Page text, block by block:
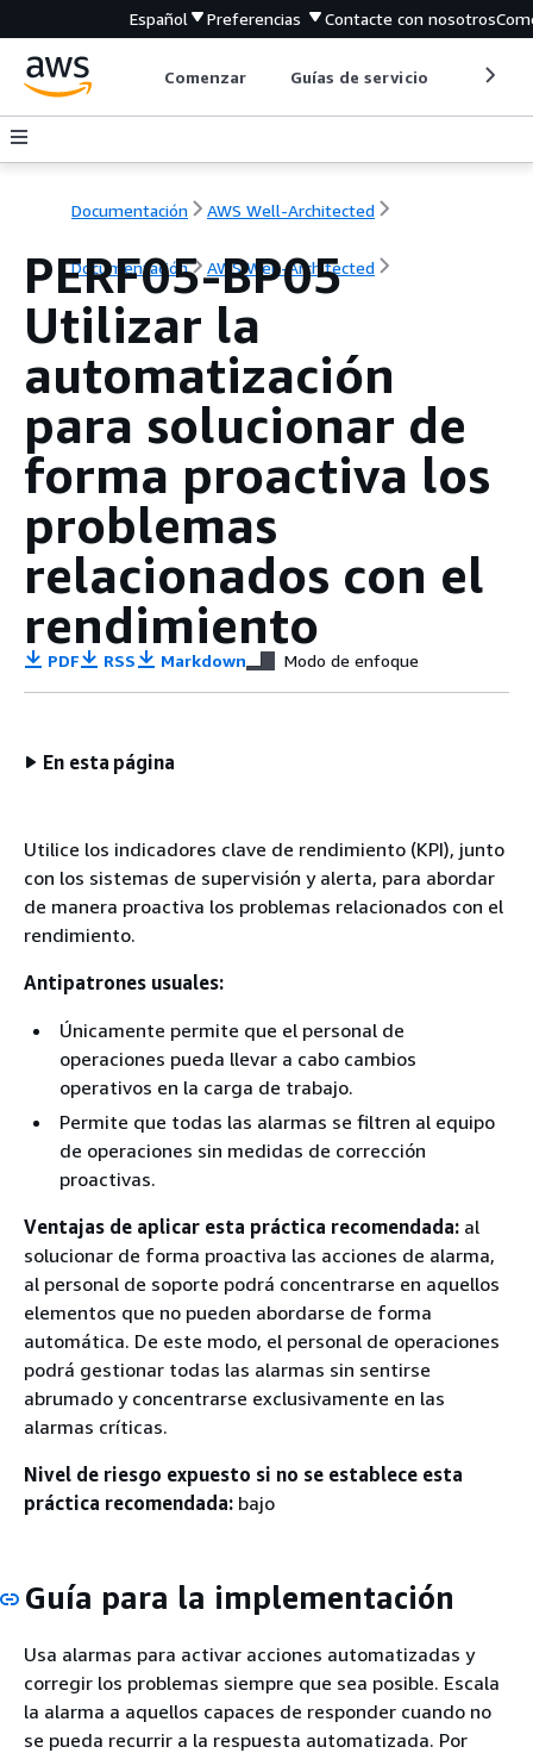
Español Preferencias Contacte con nosotros
Comenzar Guías de servicio
Documentación AWS Well-Architected
Documentación AWS Well-Architected
PERF05-BP05
Utilizar la
automatización
para solucionar de
forma proactiva los
problemas
relacionados con el
rendimiento
PDF RSS Markdown Modo de enfoque
En esta página
Utilice los indicadores clave de rendimiento (KPI), junto
con los sistemas de supervisión y alerta, para abordar
de manera proactiva los problemas relacionados con el
rendimiento.
Antipatrones usuales:
Únicamente permite que el personal de
operaciones pueda llevar a cabo cambios
operativos en la carga de trabajo.
Permite que todas las alarmas se filtren al equipo
de operaciones sin medidas de corrección
proactivas.
Ventajas de aplicar esta práctica recomendada: al
solucionar de forma proactiva las acciones de alarma,
al personal de soporte podrá concentrarse en aquellos
elementos que no pueden abordarse de forma
automática. De este modo, el personal de operaciones
podrá gestionar todas las alarmas sin sentirse
abrumado y concentrarse exclusivamente en las
alarmas críticas.
Nivel de riesgo expuesto si no se establece esta
práctica recomendada: bajo
Guía para la implementación
Usa alarmas para activar acciones automatizadas y
corregir los problemas siempre que sea posible. Escala
la alarma a aquellos capaces de responder cuando no
se pueda recurrir a la respuesta automatizada. Por